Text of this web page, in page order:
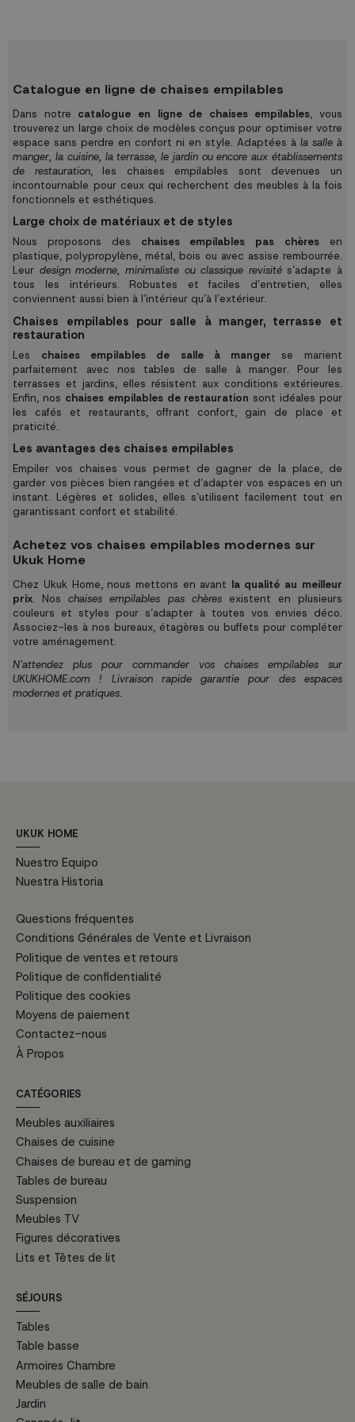
Catalogue en ligne de chaises empilables
Dans notre catalogue en ligne de chaises empilables, vous
trouverez un large choix de modèles conçus pour optimiser votre
espace sans perdre en confort ni en style. Adaptées à la salle à
manger, la cuisine, la terrasse, le jardin ou encore aux établissements
de restauration, les chaises empilables sont devenues un
incontournable pour ceux qui recherchent des meubles à la fois
fonctionnels et esthétiques.
Large choix de matériaux et de styles
Nous proposons des chaises empilables pas chèresen
plastique, polypropylène, métal, bois ou avec assise rembourrée.
Leur design moderne, minimaliste ou classique revisités’adapte à
tous les intérieurs. Robustes et faciles d’entretien, elles
conviennent aussi bien à l’intérieur qu’à l’extérieur.
Chaises empilables pour salle à manger, terrasse et
restauration
Les chaises empilables de salle à manger se marient
parfaitement avec nos tables de salle à manger. Pour les
terrasses et jardins, elles résistent aux conditions extérieures.
Enfin, nos chaises empilables de restauration sont idéales pour
les cafés et restaurants, offrant confort, gain de place et
praticité.
Les avantages des chaises empilables
Empiler vos chaises vous permet de gagner de la place, de
garder vos pièces bien rangées et d’adapter vos espaces en un
instant. Légères et solides, elles s’utilisent facilement tout en
garantissant confort et stabilité.
Achetez vos chaises empilables modernes sur
Ukuk Home
Chez Ukuk Home, nous mettons en avant la qualité au meilleur
prix. Noschaises empilables pas chèresexistent en plusieurs
couleurs et styles pour s’adapter à toutes vos envies déco.
Associez-les à nos bureaux, étagères ou buffets pour compléter
votre aménagement.
N’attendez plus pour commander vos chaises empilables sur
UKUKHOME.com ! Livraison rapide garantie pour des espaces
modernes et pratiques.
UKUK HOME
Nuestro Equipo
Nuestra Historia
Questions fréquentes
Conditions Générales de Vente et Livraison
Politique de ventes et retours
Politique de confidentialité
Politique des cookies
Moyens de paiement
Contactez-nous
À Propos
CATÉGORIES
Meubles auxiliaires
Chaises de cuisine
Chaises de bureau et de gaming
Tables de bureau
Suspension
Meubles TV
Figures décoratives
Lits et Têtes de lit
SÉJOURS
Tables
Table basse
Armoires Chambre
Meubles de salle de bain
Jardin